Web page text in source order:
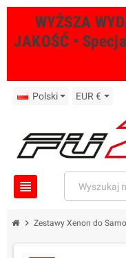
WYŻSZA
JAKOŚĆ •
Polski EUR €
view_headline
chevron_right Zestawy Xenon do